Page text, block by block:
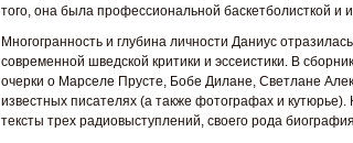
того, она была профессиональной баскетболисткой и
Многогранность и глубина личности Даниус
современной шведской критики и эссеистики. В
очерки о Марселе Прусте, Бобе Дилане, Светлане
известных писателях (а также фотографах и кутюрье).
тексты трех радиовыступлений, своего рода